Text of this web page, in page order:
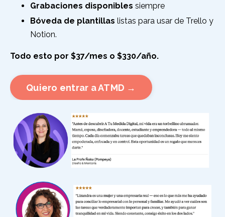
Grabaciones disponibles siempre
Bóveda de plantillas listas para usar de Trello y
Notion.
Todo esto por $37/mes o $330/año.
Quiero entrar a ATMD →